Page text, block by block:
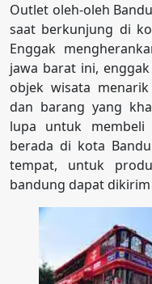
Outlet oleh-oleh
saat berkunjung di
Enggak
jawa barat ini,
objek wisata
dan barang yang
lupa untuk membeli
berada di kota
tempat, untuk
bandung dapat